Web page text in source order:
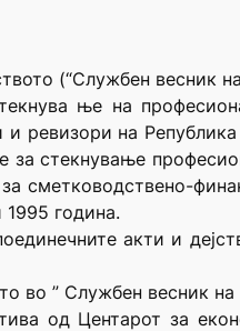
(“Службен весник
ње на
ревизори на
стекнување
сметководствено-
1995 година.
акти и
во ” Службен весник
од Центарот за